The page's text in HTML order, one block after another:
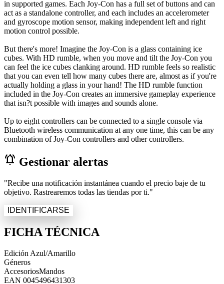
in supported games. Each Joy-Con has a full set of buttons and can
act as a standalone controller, and each includes an accelerometer
and gyroscope motion sensor, making independent left and right
motion control possible.
But there's more! Imagine the Joy-Con is a glass containing ice
cubes. With HD rumble, when you move and tilt the Joy-Con you
can feel the ice cubes clanking around. HD rumble feels so realistic
that you can even tell how many cubes there are, almost as if you're
actually holding a glass in your hand! The HD rumble function
included in the Joy-Con creates an immersive gameplay experience
that isn?t possible with images and sounds alone.
Up to eight controllers can be connected to a single console via
Bluetooth wireless communication at any one time, this can be any
combination of Joy-Con controllers and other controllers.
notifications_active Gestionar alertas
"Recibe una notificación instantánea cuando el precio baje de tu
objetivo. Rastrearemos todas las tiendas por ti."
IDENTIFICARSE
FICHA TÉCNICA
Edición Azul/Amarillo
Géneros
AccesoriosMandos
EAN 0045496431303